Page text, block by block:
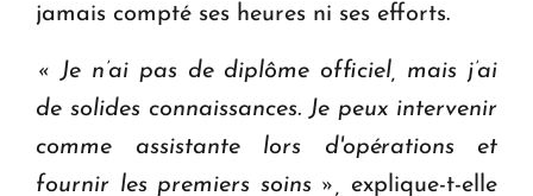
jamais compté ses heures ni ses efforts.
« Je n’ai pas de diplôme officiel, mais j’ai
de solides connaissances. Je peux intervenir
comme assistante lors d'opérations et
fournir les premiers soins », explique-t-elle